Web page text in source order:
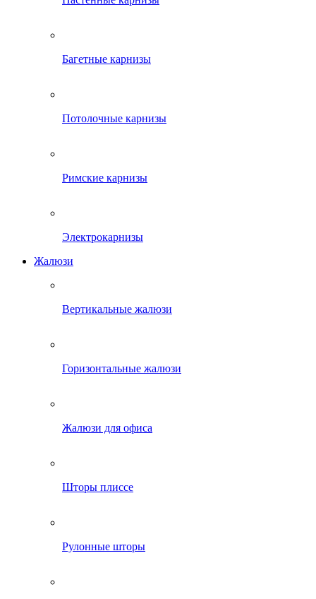
Багетные карнизы
Потолочные карнизы
Римские карнизы
Электрокарнизы
Жалюзи
Вертикальные жалюзи
Горизонтальные жалюзи
Жалюзи для офиса
Шторы плиссе
Рулонные шторы